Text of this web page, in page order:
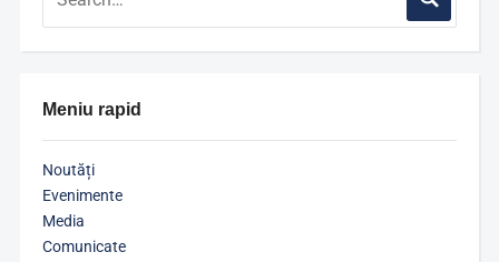
Meniu rapid
Noutăți
Evenimente
Media
Comunicate